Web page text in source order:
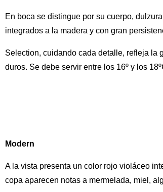
En boca se distingue por su cuerpo,
integrados a la madera y con gran
Selection, cuidando cada detalle, refleja la
duros. Se debe servir entre los 16º y los
Modern
A la vista presenta un color rojo violáceo
copa aparecen notas a mermelada, miel,